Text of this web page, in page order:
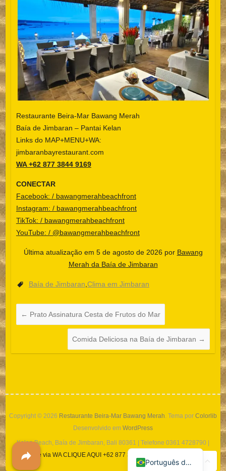
Restaurante Beira-Mar Bawang Merah
Baía de Jimbaran – Pantai Kelan
Links do MAP+MENU+WA:
jimbaranbayrestaurant.com
WA +62 877 3844 9169
CONECTAR
Facebook: / bawangmerahbeachfront
Instagram: / bawangmerahbeachfront
TikTok: / bawangmerahbeachfront
YouTube: / @bawangmerahbeachfront
Última atualização em 5 de agosto de 2026 por Bawang
Merah da Baía de Jimbaran
Baía de Jimbaran,Clima em Jimbaran
← Prato Assinatura Cesta de Frutos do Mar
Comida Deliciosa na Baía de Jimbaran →
Copyright © 2026 Restaurante Beira-Mar Bawang Merah. Tema por Colorlib
Desenvolvido em WordPress
Kelan Beach, Baía de Jimbaran, Bali 80361 | Telefone 0361 4728790 |
Reserve via WA CLIQUE AQUI +62 877 3844 9169 (APENAS TEXTO)
Português do Brasil
English (UK)
简体中文
繁體中文
Français
Italiano
日本語